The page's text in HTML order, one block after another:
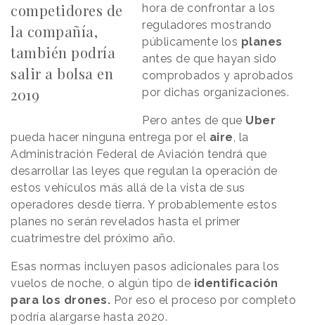
competidores de
la compañía,
también podría
salir a bolsa en
2019
hora de confrontar a los
reguladores mostrando
públicamente los planes
antes de que hayan sido
comprobados y aprobados
por dichas organizaciones.
Pero antes de que Uber
pueda hacer ninguna entrega por el aire, la
Administración Federal de Aviación tendrá que
desarrollar las leyes que regulan la operación de
estos vehículos más allá de la vista de sus
operadores desde tierra. Y probablemente estos
planes no serán revelados hasta el primer
cuatrimestre del próximo año.
Esas normas incluyen pasos adicionales para los
vuelos de noche, o algún tipo de identificación
para los drones. Por eso el proceso por completo
podría alargarse hasta 2020.